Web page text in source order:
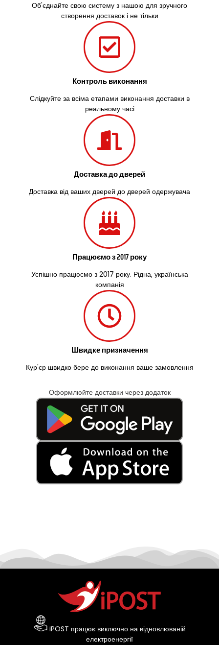
Об'єднайте свою систему з нашою для зручного
створення доставок і не тільки
Контроль виконання
Слідкуйте за всіма етапами виконання доставки в
реальному часі
Доставка до дверей
Доставка від ваших дверей до дверей одержувача
Працюємо з 2017 року
Успішно працюємо з 2017 року. Рідна, українська
компанія
Швидке призначення
Кур'єр швидко бере до виконання ваше замовлення
Оформлюйте доставки через додаток
iPOST працює виключно на відновлюваній
електроенергії